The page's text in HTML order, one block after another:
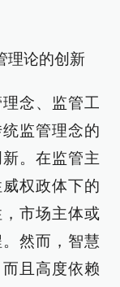
理论的创新
念、监管工
监管理念的
。在监管主
权政体下的
市场主体或
然而，智慧
且高度依赖